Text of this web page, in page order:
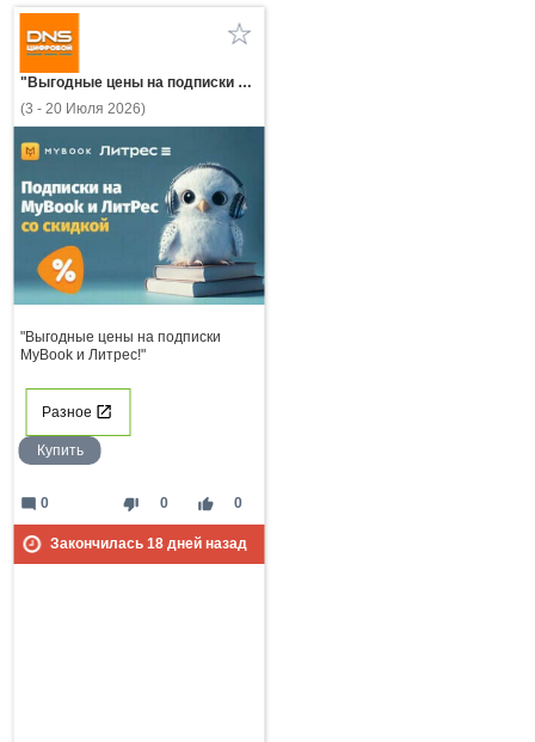
"Выгодные цены на подписки MyBook и Литрес!"
(3 - 20 Июля 2026)
"Выгодные цены на подписки
MyBook и Литрес!"
Разное
Купить
thumb_down 0 thumb_up 0
mode_comment 0
Закончилась 18дней назад